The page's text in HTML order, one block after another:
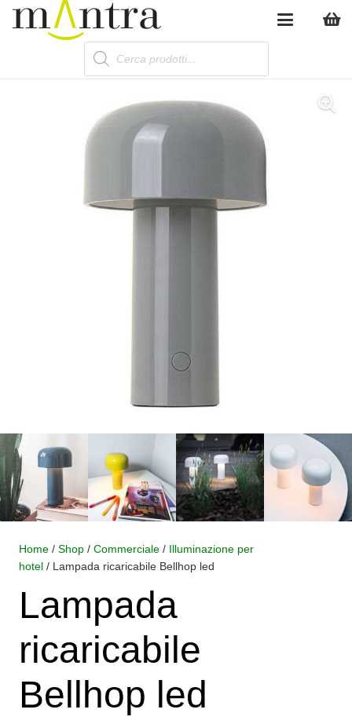
Products
search
Home / Shop / Commerciale / Illuminazione per
hotel / Lampada ricaricabile Bellhop led
Lampada
ricaricabile
Bellhop led